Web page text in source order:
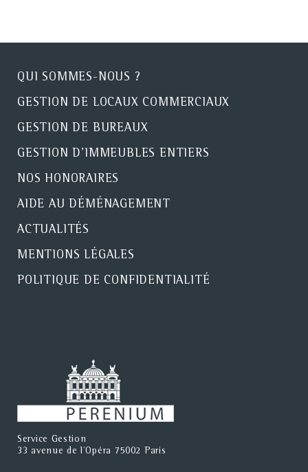
QUI SOMMES-NOUS ?
GESTION DE LOCAUX COMMERCIAUX
GESTION DE BUREAUX
GESTION D'IMMEUBLES ENTIERS
NOS HONORAIRES
AIDE AU DÉMÉNAGEMENT
ACTUALITÉS
MENTIONS LÉGALES
POLITIQUE DE CONFIDENTIALITÉ
Service Gestion
33 avenue de l'Opéra 75002 Paris